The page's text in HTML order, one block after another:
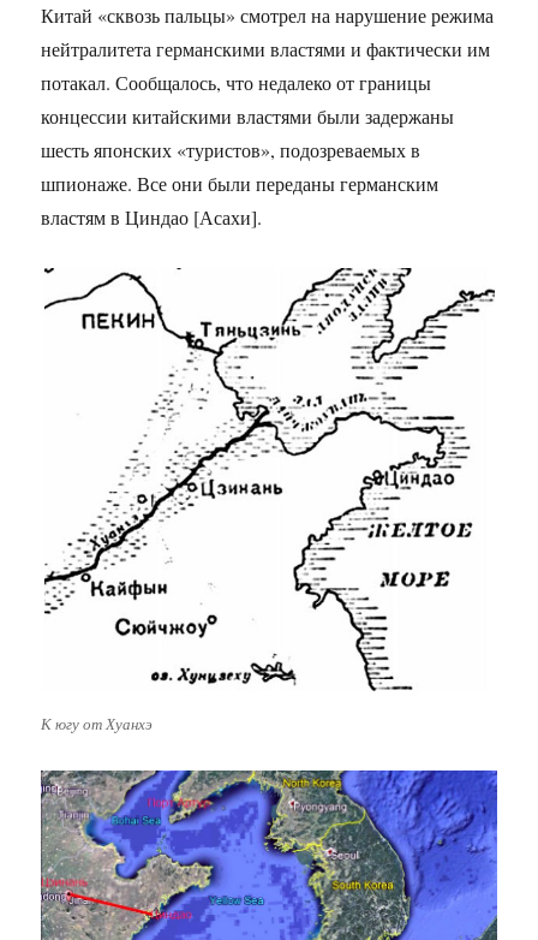
Китай «сквозь пальцы» смотрел на нарушение режима
нейтралитета германскими властями и фактически им
потакал. Сообщалось, что недалеко от границы
концессии китайскими властями были задержаны
шесть японских «туристов», подозреваемых в
шпионаже. Все они были переданы германским
властям в Циндао [Асахи].
К югу от Хуанхэ